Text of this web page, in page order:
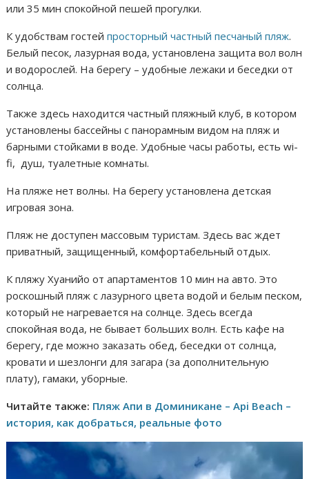
или 35 мин спокойной пешей прогулки.
К удобствам гостейпросторный частный песчаный пляж.
Белый песок, лазурная вода, установлена защита вол волн
и водорослей. На берегу – удобные лежаки и беседки от
солнца.
Также здесь находится частный пляжный клуб, в котором
установлены бассейны с панорамным видом на пляж и
барными стойками в воде. Удобные часы работы, есть wi-
fi, душ, туалетные комнаты.
На пляже нет волны. На берегу установлена детская
игровая зона.
Пляж не доступен массовым туристам. Здесь вас ждет
приватный, защищенный, комфортабельный отдых.
К пляжу Хуанийо от апартаментов 10 мин на авто. Это
роскошный пляж с лазурного цвета водой и белым песком,
который не нагревается на солнце. Здесь всегда
спокойная вода, не бывает больших волн. Есть кафе на
берегу, где можно заказать обед, беседки от солнца,
кровати и шезлонги для загара (за дополнительную
плату), гамаки, уборные.
Читайте также: Пляж Апи в Доминикане – Api Beach –
история, как добраться, реальные фото